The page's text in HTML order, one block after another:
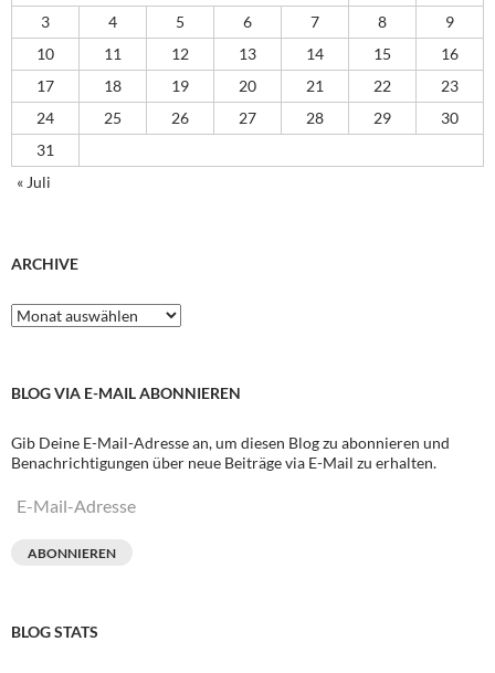
3
4 5 6 7 8
9
10
11 12 13 14 15
16
17
18 19 20 21 22
23
24
25 26 27 28 29
30
31
« Juli
ARCHIVE
Archive
BLOG VIA E-MAIL ABONNIEREN
Gib Deine E-Mail-Adresse an, um diesen Blog zu abonnieren und
Benachrichtigungen über neue Beiträge via E-Mail zu erhalten.
E-
ABONNIEREN
BLOG STATS